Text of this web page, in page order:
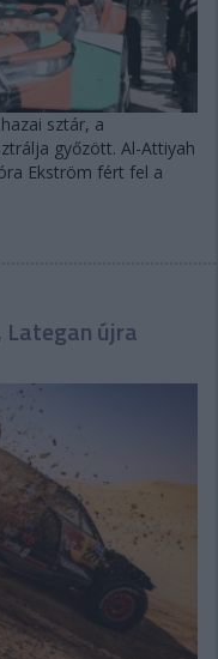
sztár, a
győzött. Al-Attiyah
Ekström fért fel a
Lategan újra